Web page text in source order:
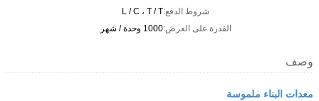
شروط الدفع:L / C ، T / T
القدرة على العرض:1000 وحدة / شهر
وصف
معدات البناء ملموسة